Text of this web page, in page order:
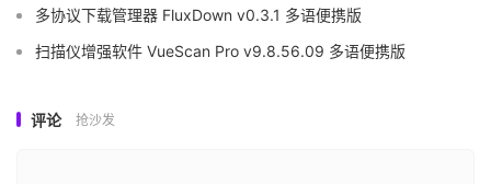
多协议下载管理器 FluxDown v0.3.1 多语便携版
扫描仪增强软件 VueScan Pro v9.8.56.09 多语便携版
评论 抢沙发